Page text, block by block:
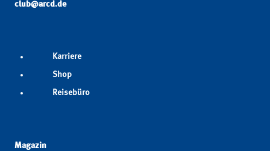
club@arcd.de
Karriere
Shop
Reisebüro
Magazin